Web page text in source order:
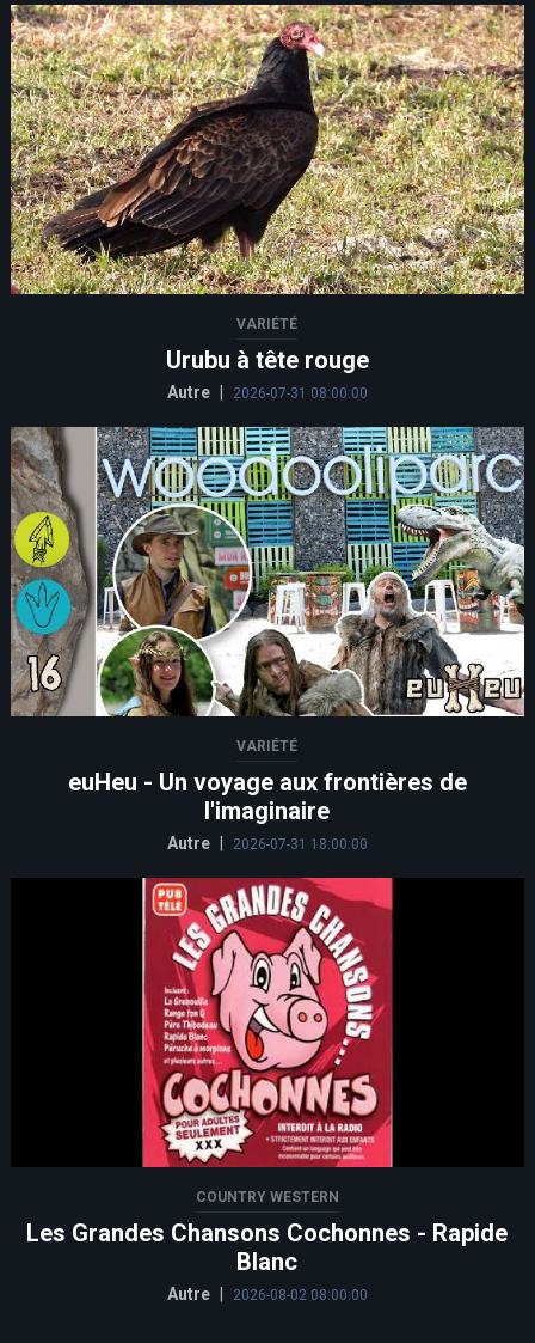
VARIÉTÉ
Urubu à tête rouge
Autre 2026-07-31 08:00:00
VARIÉTÉ
euHeu - Un voyage aux frontières de
l'imaginaire
Autre 2026-07-31 18:00:00
COUNTRY WESTERN
Les Grandes Chansons Cochonnes - Rapide
Blanc
Autre 2026-08-02 08:00:00